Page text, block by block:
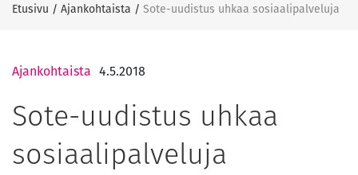
Etusivu / Ajankohtaista / Sote-uudistus uhkaa sosiaalipalveluja
Ajankohtaista 4.5.2018
Sote-uudistus uhkaa
sosiaalipalveluja